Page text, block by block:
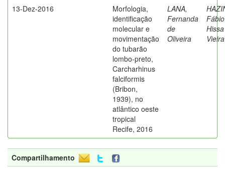
13-Dez-2016
Morfologia,
identificação
molecular e
movimentação
do tubarão
lombo-preto,
Carcharhinus
falciformis
(Bribon,
1939), no
atlântico oeste
tropical
Recife, 2016
LANA,
Fernanda
de
Oliveira
Fábio
Hissa
Vieira
Compartilhamento